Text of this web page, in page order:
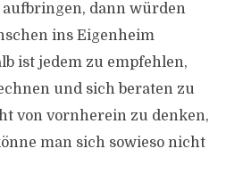
dann würden
ins Eigenheim
ist jedem zu empfehlen,
und sich beraten zu
von vornherein zu denken,
man sich sowieso nicht